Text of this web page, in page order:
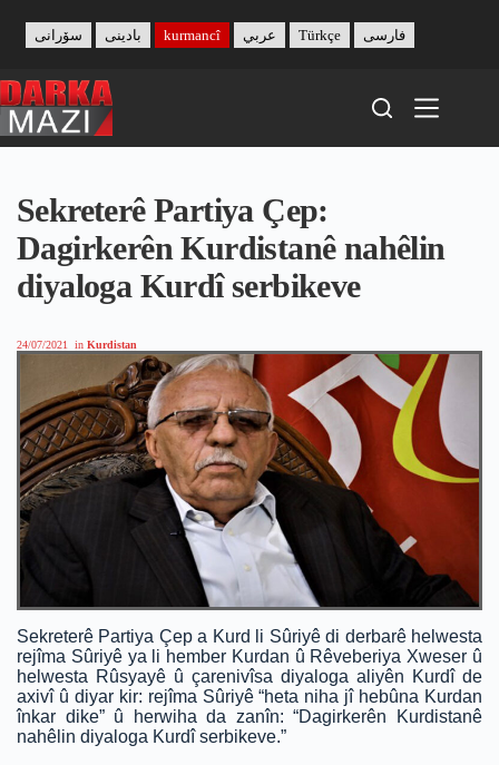
content
بادینی سۆرانی kurmancî عربي Türkçe فارسی
Sekreterê Partiya Çep:
Dagirkerên Kurdistanê nahêlin
diyaloga Kurdî serbikeve
24/07/2021 in Kurdistan
Sekreterê Partiya Çep a Kurd li Sûriyê di derbarê helwesta
rejîma Sûriyê ya li hember Kurdan û Rêveberiya Xweser û
helwesta Rûsyayê û çarenivîsa diyaloga aliyên Kurdî de
axivî û diyar kir: rejîma Sûriyê “heta niha jî hebûna Kurdan
înkar dike” û herwiha da zanîn: “Dagirkerên Kurdistanê
nahêlin diyaloga Kurdî serbikeve.”